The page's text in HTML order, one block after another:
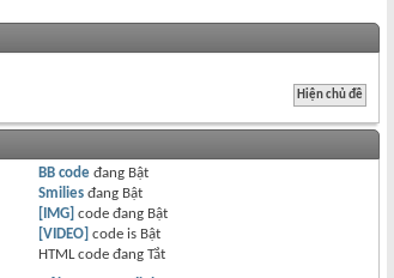
BB code đang Bật
Smilies đang Bật
[IMG] code đang Bật
[VIDEO] code is Bật
HTML code đangTắt